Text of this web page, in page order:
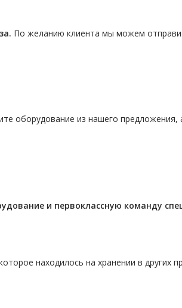
По желанию клиента мы можем
оборудование из нашего предложения,
и первоклассную команду
находилось на хранении в других